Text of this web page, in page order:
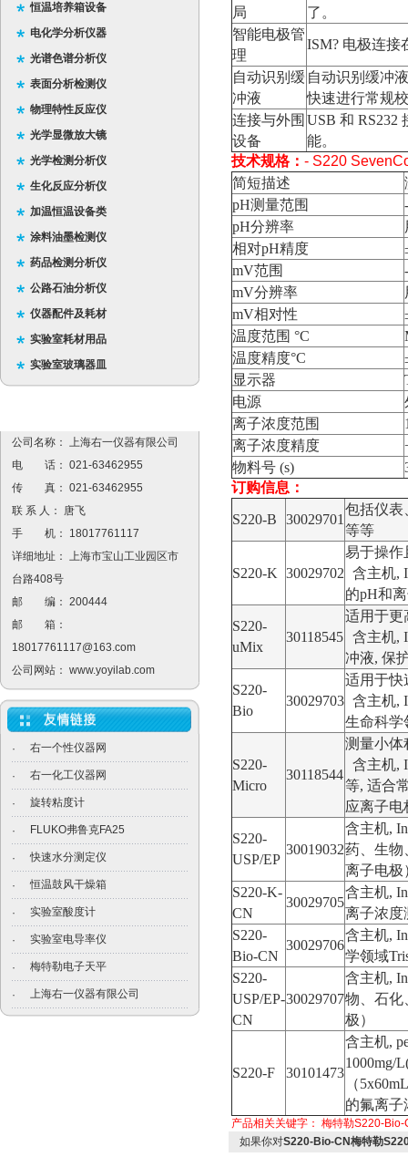
恒温培养箱设备
电化学分析仪器
光谱色谱分析仪
表面分析检测仪
物理特性反应仪
光学显微放大镜
光学检测分析仪
生化反应分析仪
加温恒温设备类
涂料油墨检测仪
药品检测分析仪
公路石油分析仪
仪器配件及耗材
实验室耗材用品
实验室玻璃器皿
公司名称： 上海右一仪器有限公司
电 话： 021-63462955
传 真： 021-63462955
联 系 人： 唐飞
手 机： 18017761117
详细地址： 上海市宝山工业园区市
台路408号
邮 编： 200444
邮 箱：
18017761117@163.com
公司网站： www.yoyilab.com
· 右一个性仪器网
· 右一化工仪器网
· 旋转粘度计
· FLUKO弗鲁克FA25
· 快速水分测定仪
· 恒温鼓风干燥箱
· 实验室酸度计
· 实验室电导率仪
· 梅特勒电子天平
· 上海右一仪器有限公司
局
了。
智能电极管
理
ISM? 电极连接
自动识别缓
冲液
自动识别缓冲
快速进行常规
连接与外围
设备
USB 和 RS232
能。
技术规格： - S220
简短描述
pH测量范围
pH分辨率
相对pH精度
mV范围
mV分辨率
mV相对性
温度范围 °C
温度精度°C
显示器
电源
离子浓度范围
离子浓度精度
物料号 (s)
订购信息：
S220-B 30029701
包括仪表
等等
S220-K 30029702
易于操作
含主机,
的pH和
S220-
uMix
30118545
适用于更
含主机,
冲液, 保
S220-
Bio
30029703
适用于快
含主机,
生命科学
S220-
Micro
30118544
测量小体
含主机,
等, 适合
应离子电
S220-
USP/EP
30019032
含主机,
药、生物
离子电极
S220-K-
CN
30029705
含主机,
离子浓度
S220-
Bio-CN
30029706
含主机,
学领域
S220-
USP/EP-
CN
30029707
含主机,
物、石化
极）
S220-F 30101473
含主机,
1000mg/
（
的氟离子
产品相关关键字： 梅特勒S220-Bio-
如果你对S220-Bio-CN梅特勒